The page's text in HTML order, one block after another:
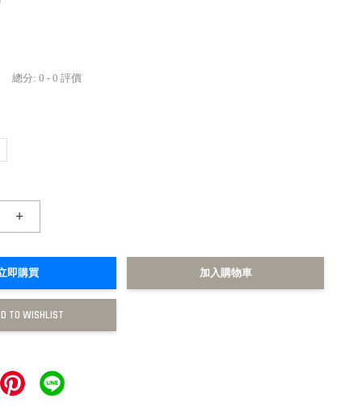
總分:0 -0 評價
+
即購買 加入購物車
TO WISHLIST